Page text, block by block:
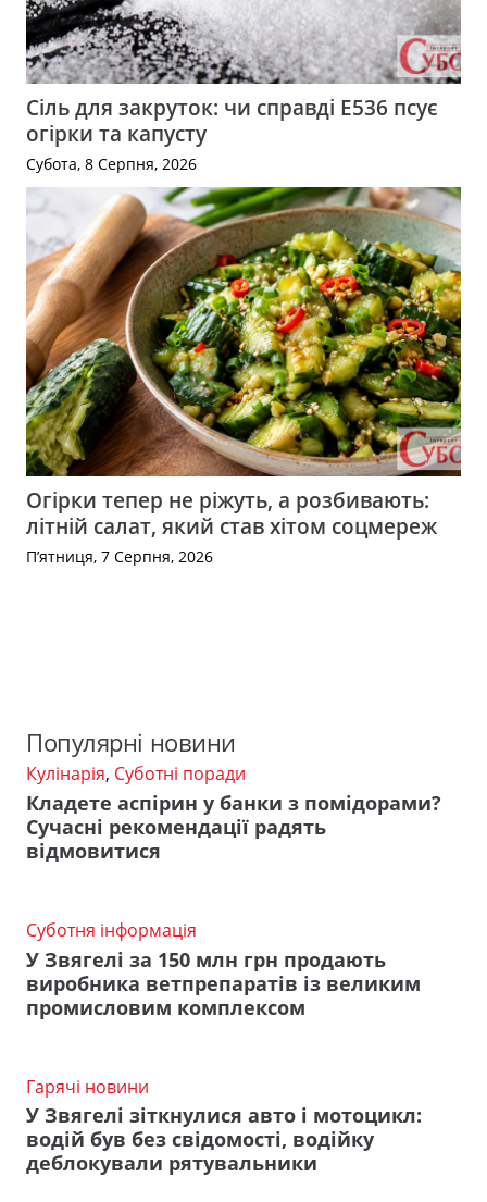
Сіль для закруток: чи справді Е536 псує
огірки та капусту
Субота, 8 Серпня, 2026
Огірки тепер не ріжуть, а розбивають:
літній салат, який став хітом соцмереж
П’ятниця, 7 Серпня, 2026
Популярні новини
Кулінарія, Суботні поради
Кладете аспірин у банки з помідорами?
Сучасні рекомендації радять
відмовитися
Суботня інформація
У Звягелі за 150 млн грн продають
виробника ветпрепаратів із великим
промисловим комплексом
Гарячі новини
У Звягелі зіткнулися авто і мотоцикл:
водій був без свідомості, водійку
деблокували рятувальники